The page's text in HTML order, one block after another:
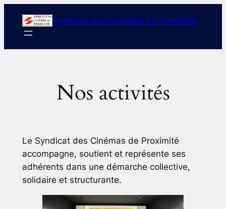
content
Syndicat des Cinémas de Proximité
Nos activités
Le Syndicat des Cinémas de Proximité
accompagne, soutient et représente ses
adhérents dans une démarche collective,
solidaire et structurante.